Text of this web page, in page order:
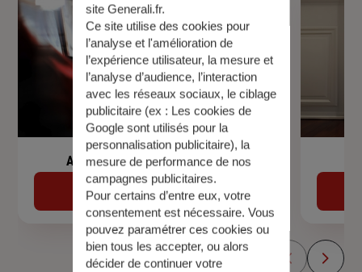
Assurance de prêt immobilier
Découvrir
site Generali.fr.
Ce site utilise des cookies pour
l’analyse et l'amélioration de
l’expérience utilisateur, la mesure et
l’analyse d’audience, l’interaction
avec les réseaux sociaux, le ciblage
publicitaire (ex : Les cookies de
Google sont utilisés pour la
personnalisation publicitaire), la
mesure de performance de nos
campagnes publicitaires.
Pour certains d’entre eux, votre
consentement est nécessaire. Vous
pouvez paramétrer ces cookies ou
bien tous les accepter, ou alors
décider de continuer votre